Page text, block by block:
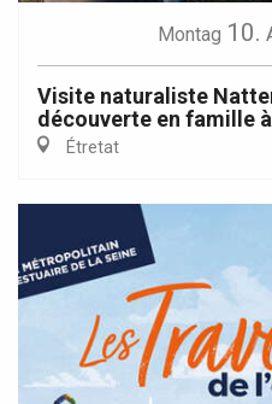
Montag 10.
Visite naturaliste
découverte en famille
Étretat